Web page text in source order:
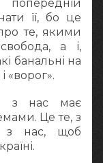
її, бо це
те, якими
а і,
банальні на
«ворог».
з нас має
Це те, з
з нас, щоб